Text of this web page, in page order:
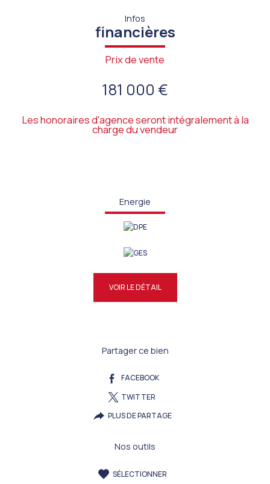
Infos
financières
Prix de vente
181 000 €
Les honoraires d'agence seront intégralement à la
charge du vendeur
Energie
VOIR LE DÉTAIL
Partager ce bien
FACEBOOK
TWITTER
PLUS DE PARTAGE
Nos outils
SÉLECTIONNER